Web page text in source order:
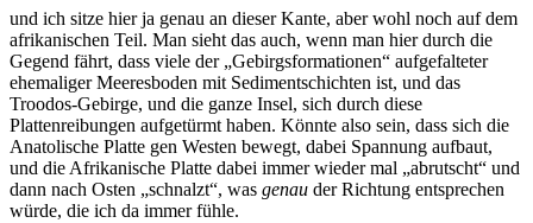
und ich sitze hier ja genau an dieser Kante, aber wohl noch auf dem
afrikanischen Teil. Man sieht das auch, wenn man hier durch die
Gegend fährt, dass viele der „Gebirgsformationen“ aufgefalteter
ehemaliger Meeresboden mit Sedimentschichten ist, und das
Troodos-Gebirge, und die ganze Insel, sich durch diese
Plattenreibungen aufgetürmt haben. Könnte also sein, dass sich die
Anatolische Platte gen Westen bewegt, dabei Spannung aufbaut,
und die Afrikanische Platte dabei immer wieder mal „abrutscht“ und
dann nach Osten „schnalzt“, was genau der Richtung entsprechen
würde, die ich da immer fühle.